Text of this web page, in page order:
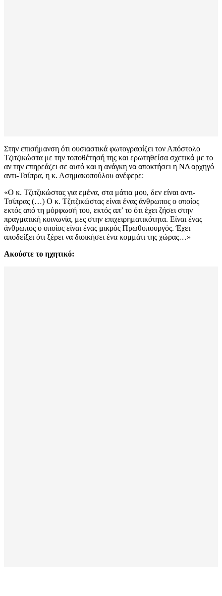
Στην επισήμανση ότι ουσιαστικά φωτογραφίζει τον Απόστολο
Τζιτζικώστα με την τοποθέτησή της και ερωτηθείσα σχετικά με το
αν την επηρεάζει σε αυτό και η ανάγκη να αποκτήσει η ΝΔ αρχηγό
αντι-Τσίπρα, η κ. Ασημακοπούλου ανέφερε:
«Ο κ. Τζιτζικώστας για εμένα, στα μάτια μου, δεν είναι αντι-
Τσίπρας (…) Ο κ. Τζιτζικώστας είναι ένας άνθρωπος ο οποίος
εκτός από τη μόρφωσή του, εκτός απ’ το ότι έχει ζήσει στην
πραγματική κοινωνία, μες στην επιχειρηματικότητα. Είναι ένας
άνθρωπος ο οποίος είναι ένας μικρός Πρωθυπουργός. Έχει
αποδείξει ότι ξέρει να διοικήσει ένα κομμάτι της χώρας…»
Ακούστε το ηχητικό: